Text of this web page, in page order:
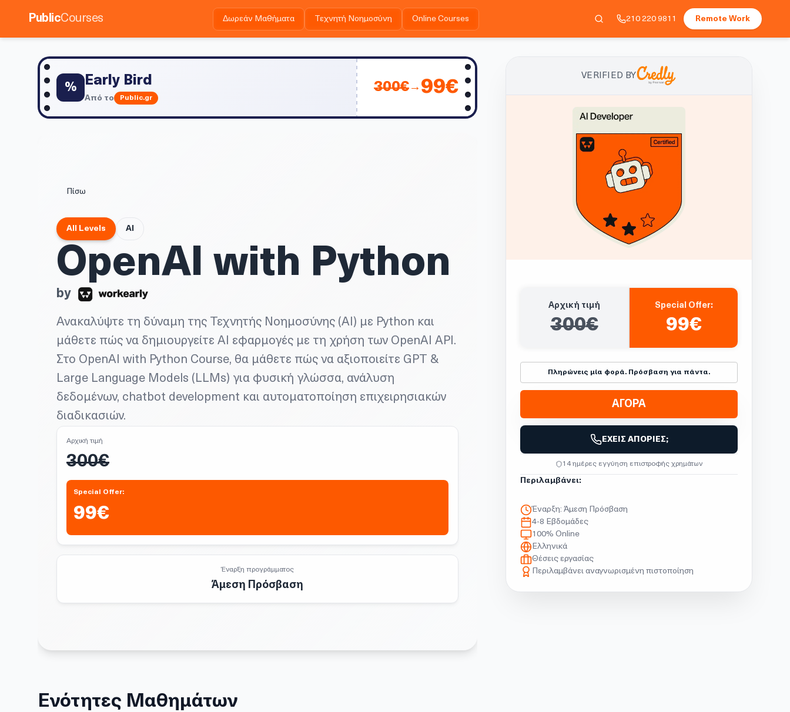
PublicCourses Δωρεάν Μαθήματα Τεχνητή Νοημοσύνη Online Courses 210 220 9811 Remote Work
% Early Bird
Από το Public.gr
300€ → 99€
Πίσω
All Levels AI
OpenAI with Python
by
Ανακαλύψτε τη δύναμη της Τεχνητής Νοημοσύνης (AI) με Python και
μάθετε πώς να δημιουργείτε AI εφαρμογές με τη χρήση των OpenAI API.
Στο OpenAI with Python Course, θα μάθετε πώς να αξιοποιείτε GPT &
Large Language Models (LLMs) για φυσική γλώσσα, ανάλυση
δεδομένων, chatbot development και αυτοματοποίηση επιχειρησιακών
διαδικασιών.
Αρχική τιμή
300€
Special Offer:
99€
Έναρξη προγράμματος
Άμεση Πρόσβαση
Ενότητες Μαθημάτων
VERIFIED BY
Αρχική τιμή
300€
Special Offer:
99€
Πληρώνεις μία φορά. Πρόσβαση για πάντα.
ΑΓΟΡΑ
ΈΧΕΙΣ ΑΠΟΡΊΕΣ;
14 ημέρες εγγύηση επιστροφής χρημάτων
Περιλαμβάνει:
Έναρξη: Άμεση Πρόσβαση
4-8 Εβδομάδες
100% Online
Ελληνικά
Θέσεις εργασίας
Περιλαμβάνει αναγνωρισμένη πιστοποίηση